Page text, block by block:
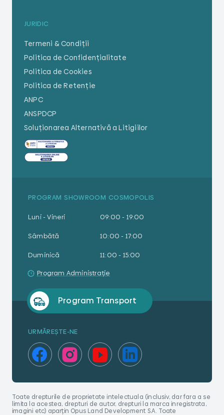
JURIDIC
Termeni & Condiții
Politica de Confidențialitate
Politica de Cookies
Politica de Retenție
ANPC
ANSPDCP
Soluționarea Alternativă a Litigiilor
PROGRAM SHOWROOM COSMOPOLIS
Luni - Vineri 09:00 - 19:00
Sâmbătă 10:00 - 17:00
Duminică
11:00 - 15:00
Program Administrație
Program Transport
URMĂREȘTE-NE
Toate drepturile de proprietate intelectuala (inclusiv, dar fara a se
limita la acestea, drepturi de autor, drepturi la marca inregistrata,
imagini etc) aparțin Opus Land Development S.A. Toate